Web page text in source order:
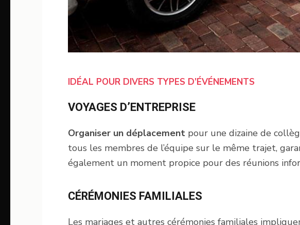
IDÉAL POUR DIVERS TYPES D’ÉVÉNEMENTS
VOYAGES D’ENTREPRISE
Organiser un déplacement pour une dizaine de
tous les membres de l’équipe sur le même trajet,
également un moment propice pour des réunions
CÉRÉMONIES FAMILIALES
Les mariages et autres cérémonies familiales